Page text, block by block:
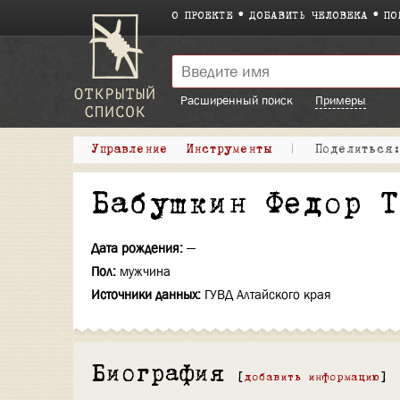
О ПРОЕКТЕ ДОБАВИТЬ ЧЕЛОВЕКА
Расширенный поиск Примеры
Управление Инструменты |
Бабушкин Федор
Дата рождения: —
Пол: мужчина
Источники данных: ГУВД Алтайского края
Биография [ добавить информацию ]